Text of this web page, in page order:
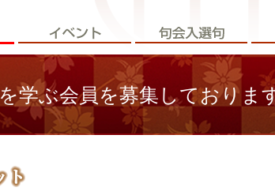
学ぶ会員を募集しておりま